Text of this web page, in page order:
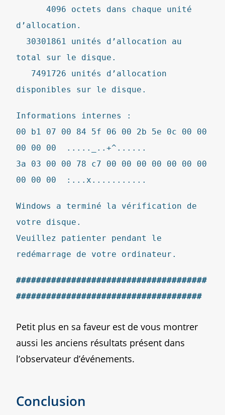
4096 octets dans chaque unité
d’allocation.
30301861 unités d’allocation au
total sur le disque.
7491726 unités d’allocation
disponibles sur le disque.
Informations internes :
00 b1 07 00 84 5f 06 00 2b 5e 0c 00 00
00 00 00 ....._..+^......
3a 03 00 00 78 c7 00 00 00 00 00 00 00
00 00 00 :...x...........
Windows a terminé la vérification de
votre disque.
Veuillez patienter pendant le
redémarrage de votre ordinateur.
######################################
#####################################
Petit plus en sa faveur est de vous montrer
aussi les anciens résultats présent dans
l’observateur d’événements.
Conclusion